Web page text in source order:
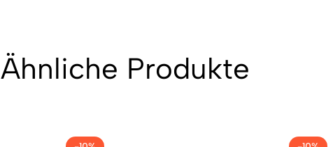
Ähnliche Produkte